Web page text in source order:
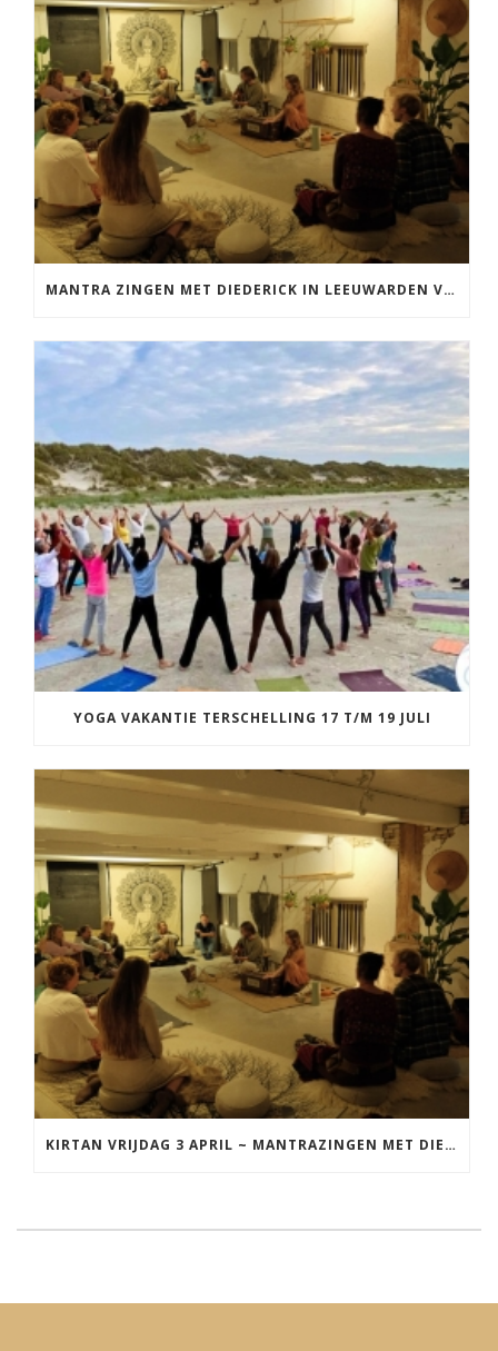
MANTRA ZINGEN MET DIEDERICK IN LEEUWARDEN VRIJDAG 12 JUNI KIRTAN
YOGA VAKANTIE TERSCHELLING 17 T/M 19 JULI
KIRTAN VRIJDAG 3 APRIL ~ MANTRAZINGEN MET DIEDERICK IN LEEUWARDEN